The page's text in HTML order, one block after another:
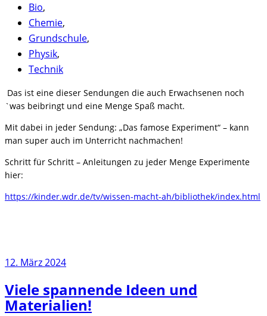
Bio,
Chemie,
Grundschule,
Physik,
Technik
Das ist eine dieser Sendungen die auch Erwachsenen noch
`was beibringt und eine Menge Spaß macht.
Mit dabei in jeder Sendung: „Das famose Experiment“ – kann
man super auch im Unterricht nachmachen!
Schritt für Schritt – Anleitungen zu jeder Menge Experimente
hier:
https://kinder.wdr.de/tv/wissen-macht-ah/bibliothek/index.html
12. März 2024
Viele spannende Ideen und
Materialien!